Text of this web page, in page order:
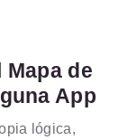
de
App
lógica,